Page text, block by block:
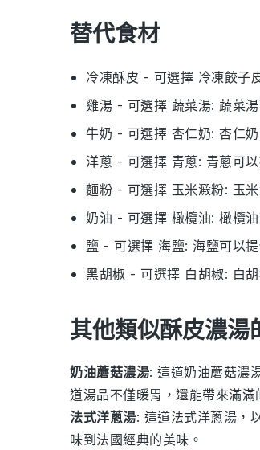
替代食材
冷凍酥皮 - 可選擇 冷凍餃子
雞湯 - 可選擇 蔬菜湯: 蔬菜
牛奶 - 可選擇 杏仁奶: 杏仁
洋蔥 - 可選擇 青蔥: 青蔥可
麵粉 - 可選擇 玉米澱粉: 玉
奶油 - 可選擇 橄欖油: 橄欖
鹽 - 可選擇 海鹽: 海鹽可以
黑胡椒 - 可選擇 白胡椒: 白
其他類似酥皮濃湯
奶油蘑菇濃湯: 這道奶油蘑菇濃
道湯品不僅暖胃，還能帶來滿滿
法式洋蔥湯: 這道法式洋蔥湯 ，
味到法國經典的美味。